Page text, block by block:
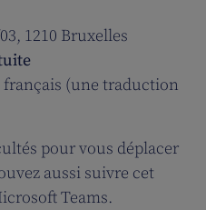
1210 Bruxelles
français (une traduction
pour vous déplacer
aussi suivre cet
Teams.